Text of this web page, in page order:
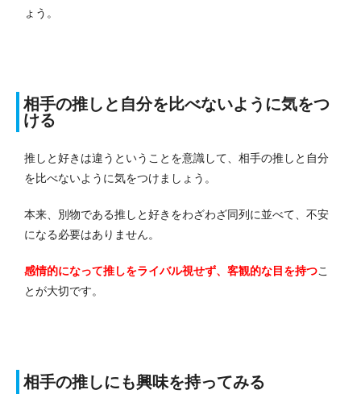
ょう。
相手の推しと自分を比べないように気をつ
ける
推しと好きは違うということを意識して、相手の推しと自分
を比べないように気をつけましょう。
本来、別物である推しと好きをわざわざ同列に並べて、不安
になる必要はありません。
感情的になって推しをライバル視せず、客観的な目を持つこ
とが大切です。
相手の推しにも興味を持ってみる